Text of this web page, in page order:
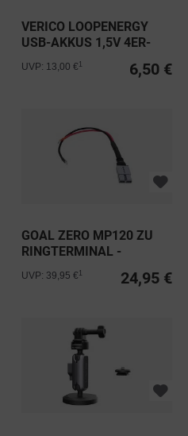
VERICO LOOPENERGY
USB-AKKUS 1,5V 4ER-
SET AA -...
6,50 €
UVP: 13,00 €
GOAL ZERO MP120 ZU
RINGTERMINAL -
24,95 €
UVP: 39,95 €